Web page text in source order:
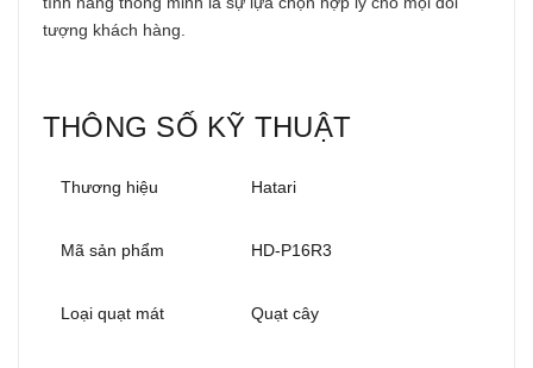
tượng khách hàng.
THÔNG SỐ KỸ THUẬT
Thương hiệu Hatari
Mã sản phẩm HD-P16R3
Loại quạt mát Quạt cây